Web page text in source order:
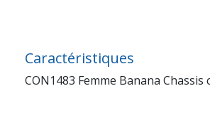
Caractéristiques
CON1483 Femme Banana Chassis